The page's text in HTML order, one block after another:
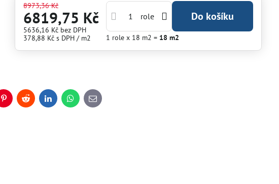
8973,36 Kč
6819,75 Kč
5636,16 Kč bez DPH
378,88 Kč s DPH / m2
role Do košíku
1 role x 18 m2 = 18 m2
PinterestRedditLinkedInWhatsApp
E-
mail